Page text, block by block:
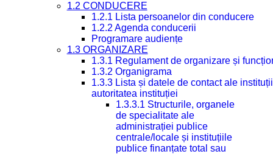
1.2 CONDUCERE
1.2.1 Lista persoanelor din conducere
1.2.2 Agenda conducerii
Programare audiențe
1.3 ORGANIZARE
1.3.1 Regulament de organizare și
1.3.2 Organigrama
1.3.3 Lista și datele de contact ale
autoritatea instituției
1.3.3.1 Structurile, organele
de specialitate ale
administrației publice
centrale/locale și instituțiile
publice finanțate total sau